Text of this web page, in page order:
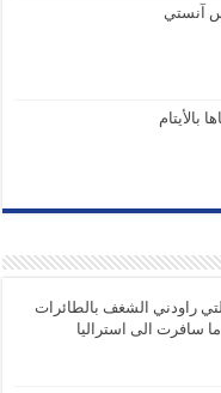
آنستي
بالأيتام
راودني الشغف بالطائرات
سافرت الى استراليا